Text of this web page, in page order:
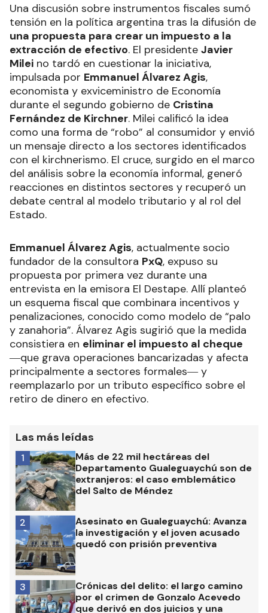
Una discusión sobre instrumentos fiscales sumó
tensión en la política argentina tras la difusión de
una propuesta para crear un impuesto a la
extracción de efectivo. El presidente Javier
Milei no tardó en cuestionar la iniciativa,
impulsada por Emmanuel Álvarez Agis,
economista y exviceministro de Economía
durante el segundo gobierno de Cristina
Fernández de Kirchner. Milei calificó la idea
como una forma de “robo” al consumidor y envió
un mensaje directo a los sectores identificados
con el kirchnerismo. El cruce, surgido en el marco
del análisis sobre la economía informal, generó
reacciones en distintos sectores y recuperó un
debate central al modelo tributario y al rol del
Estado.
Emmanuel Álvarez Agis, actualmente socio
fundador de la consultora PxQ, expuso su
propuesta por primera vez durante una
entrevista en la emisora El Destape. Allí planteó
un esquema fiscal que combinara incentivos y
penalizaciones, conocido como modelo de “palo
y zanahoria”. Álvarez Agis sugirió que la medida
consistiera en eliminar el impuesto al cheque
―que grava operaciones bancarizadas y afecta
principalmente a sectores formales― y
reemplazarlo por un tributo específico sobre el
retiro de dinero en efectivo.
Las más leídas
Más de 22 mil hectáreas del
Departamento Gualeguaychú son de
extranjeros: el caso emblemático
del Salto de Méndez
1
Asesinato en Gualeguaychú: Avanza
la investigación y el joven acusado
quedó con prisión preventiva
2
Crónicas del delito: el largo camino
por el crimen de Gonzalo Acevedo
que derivó en dos juicios y una
3